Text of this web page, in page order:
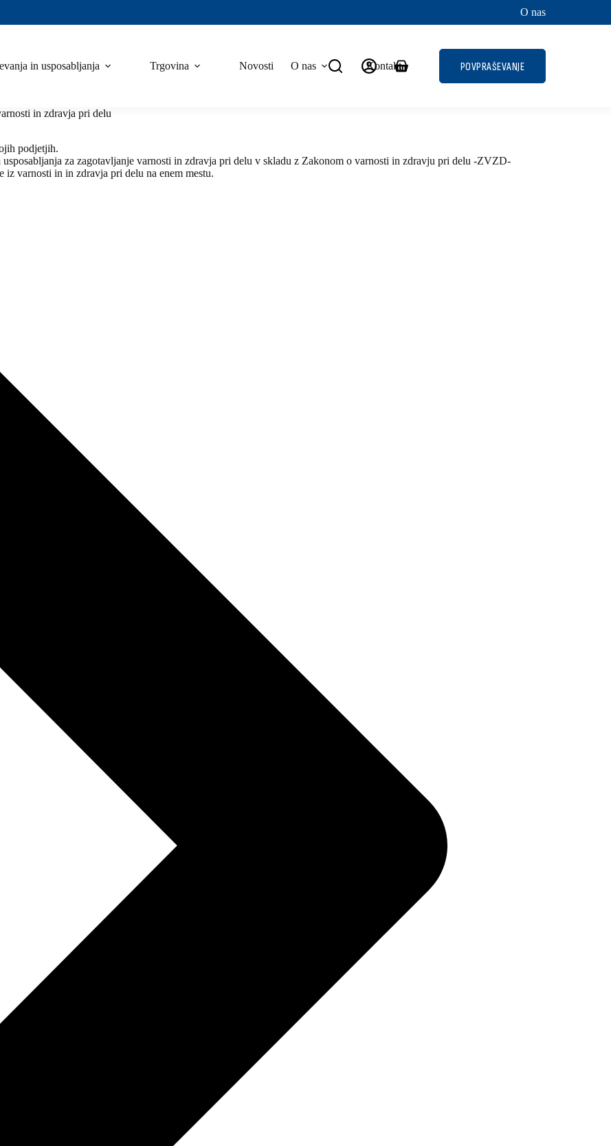
O nas
in usposabljanja Trgovina Novosti O nas KontaktShopping
POVPRAŠEVANJE
in zdravja pri delu
podjetjih.
za zagotavljanje varnosti in zdravja pri delu v skladu z Zakonom o varnosti in zdravju pri delu -ZVZD-
varnosti in in zdravja pri delu na enem mestu.